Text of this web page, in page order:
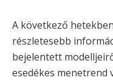
A következő
részletesebb
bejelentett
esedékes menetrend